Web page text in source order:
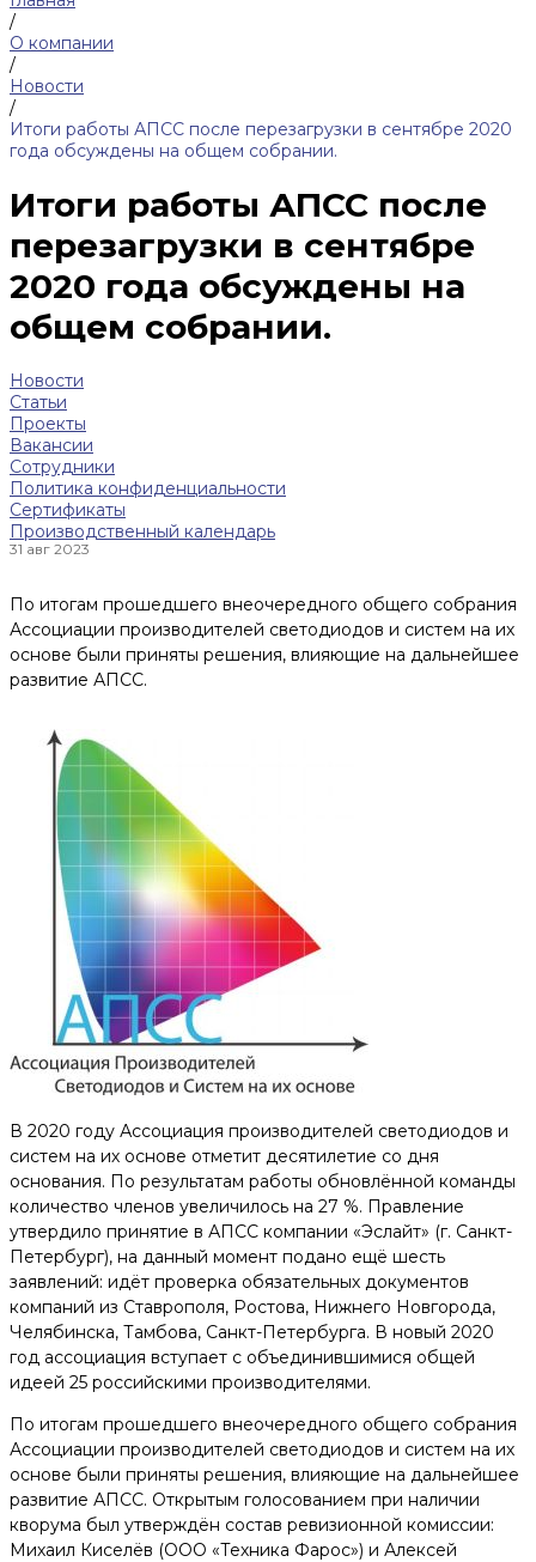
/
О компании
/
Новости
/
Итоги работы АПСС после перезагрузки в сентябре 2020
года обсуждены на общем собрании.
Итоги работы АПСС после
перезагрузки в сентябре
2020 года обсуждены на
общем собрании.
Новости
Статьи
Проекты
Вакансии
Сотрудники
Политика конфиденциальности
Сертификаты
Производственный календарь
31 авг 2023
По итогам прошедшего внеочередного общего собрания
Ассоциации производителей светодиодов и систем на их
основе были приняты решения, влияющие на дальнейшее
развитие АПСС.
В 2020 году Ассоциация производителей светодиодов и
систем на их основе отметит десятилетие со дня
основания. По результатам работы обновлённой команды
количество членов увеличилось на 27 %. Правление
утвердило принятие в АПСС компании «Эслайт» (г. Санкт-
Петербург), на данный момент подано ещё шесть
заявлений: идёт проверка обязательных документов
компаний из Ставрополя, Ростова, Нижнего Новгорода,
Челябинска, Тамбова, Санкт-Петербурга. В новый 2020
год ассоциация вступает с объединившимися общей
идеей 25 российскими производителями.
По итогам прошедшего внеочередного общего собрания
Ассоциации производителей светодиодов и систем на их
основе были приняты решения, влияющие на дальнейшее
развитие АПСС. Открытым голосованием при наличии
кворума был утверждён состав ревизионной комиссии:
Михаил Киселёв (ООО «Техника Фарос») и Алексей